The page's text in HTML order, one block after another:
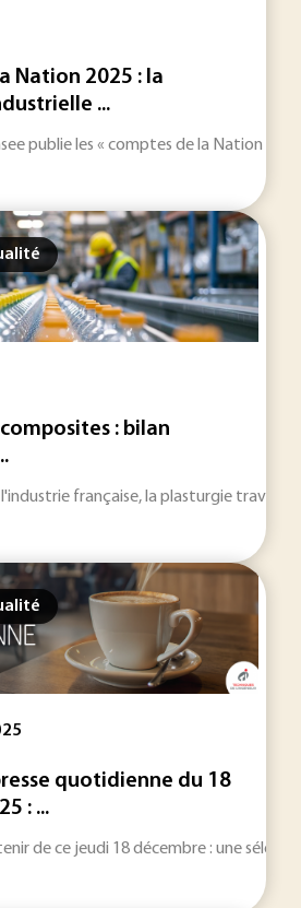
Nation 2025 : la
...
publie les « comptes de la Nation »,
: bilan
française, la plasturgie traverse
quotidienne du 18
: ...
de ce jeudi 18 décembre : une